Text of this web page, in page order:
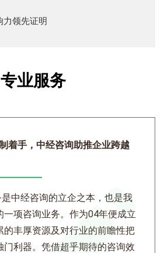
领先证明
专业服务
着手，中经咨询助推企业跨越
中经咨询的立企之本，也是我
一项咨询业务。作为04年便成立
的丰厚资源及对行业的前瞻性把
门利器。凭借超乎期待的咨询效